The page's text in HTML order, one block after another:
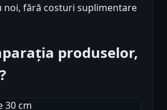
noi, fără costuri suplimentare
produselor,